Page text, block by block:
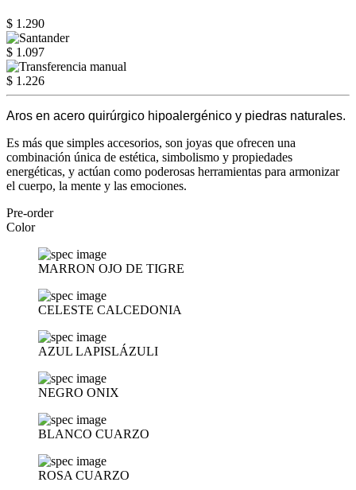
$ 1.290
$ 1.097
$ 1.226
Aros en acero quirúrgico hipoalergénico y piedras naturales.
Es más que simples accesorios, son joyas que ofrecen una
combinación única de estética, simbolismo y propiedades
energéticas, y actúan como poderosas herramientas para armonizar
el cuerpo, la mente y las emociones.
Pre-order
Color
MARRON OJO DE TIGRE
CELESTE CALCEDONIA
AZUL LAPISLÁZULI
NEGRO ONIX
BLANCO CUARZO
ROSA CUARZO